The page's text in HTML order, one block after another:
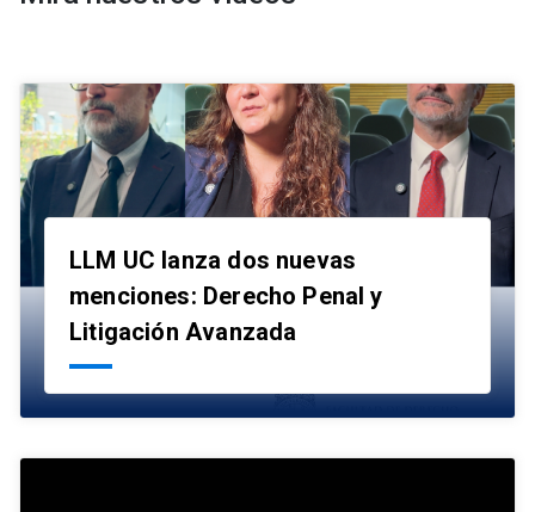
LLM UC lanza dos nuevas
menciones: Derecho Penal y
Litigación Avanzada